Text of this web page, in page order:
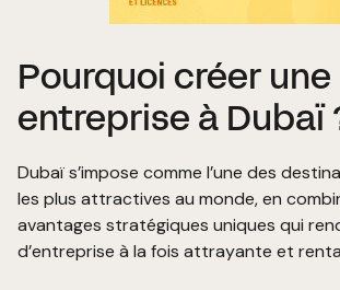
Pourquoi créer une
entreprise à Dubaï
Dubaï s’impose comme l’une des
les plus attractives au monde, en
avantages stratégiques uniques qui
d’entreprise à la fois attrayante et